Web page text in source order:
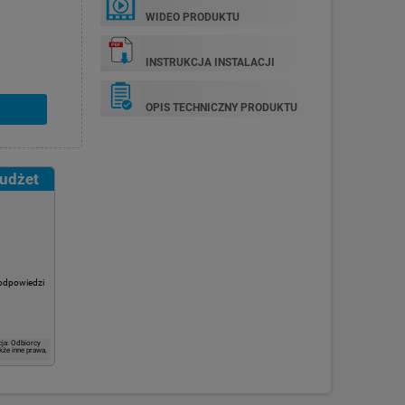
Odbiorcy
inne prawa,
WIDEO PRODUKTU
INSTRUKCJA INSTALACJI
OPIS TECHNICZNY PRODUKTU